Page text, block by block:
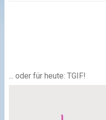
... oder für heute: TGIF!